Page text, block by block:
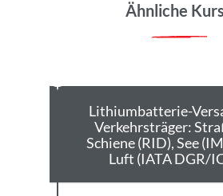
Ähnliche
Lithiumbatterie-
Verkehrsträger:
Schiene (RID), See
Luft (IATA DGR/